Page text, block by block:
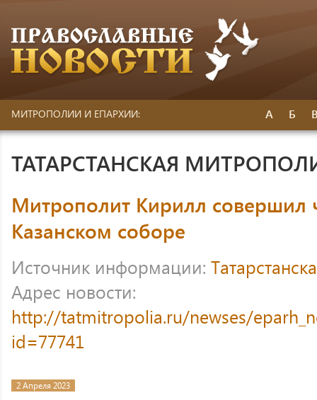
МИТРОПОЛИИ И ЕПАРХИИ: А Б
ТАТАРСТАНСКАЯ
Митрополит Кирилл совершил
Казанском соборе
Источник информации:
Адрес новости:
http://tatmitropolia.ru/newses/
id=77741
2 Апреля 2023